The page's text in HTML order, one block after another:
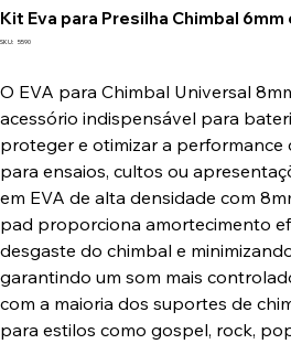
Kit Eva para Presilha Chimbal 6mm
SKU: SKU
5590
O EVA para Chimbal Universal
acessório indispensável para
proteger e otimizar a performance
para ensaios, cultos ou
em EVA de alta densidade com
pad proporciona amortecimento
desgaste do chimbal e
garantindo um som mais
com a maioria dos suportes de
para estilos como gospel, rock,